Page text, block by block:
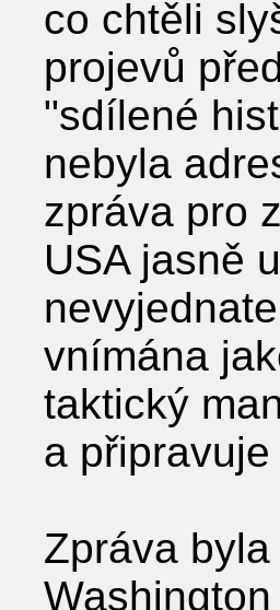
co chtěli
projevů
"sdílené
nebyla
zpráva pro
USA jasně
vnímána
taktický
a
Zpráva